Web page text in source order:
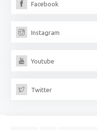
Facebook
Instagram
Youtube
Twitter